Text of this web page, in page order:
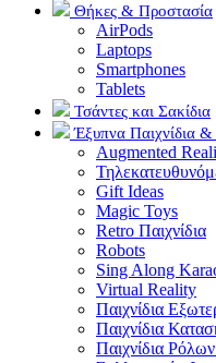
Θήκες & Προστασία
AirPods
Laptops
Smartphones
Tablets
Τσάντες και Σακίδια
Έξυπνα Παιχνίδια
Augmented
Gift Ideas
Magic Toys
Retro Παιχνίδια
Robots
Sing Along
Virtual Reality
Παιχνίδια
Παιχνίδια
Παιχνίδια